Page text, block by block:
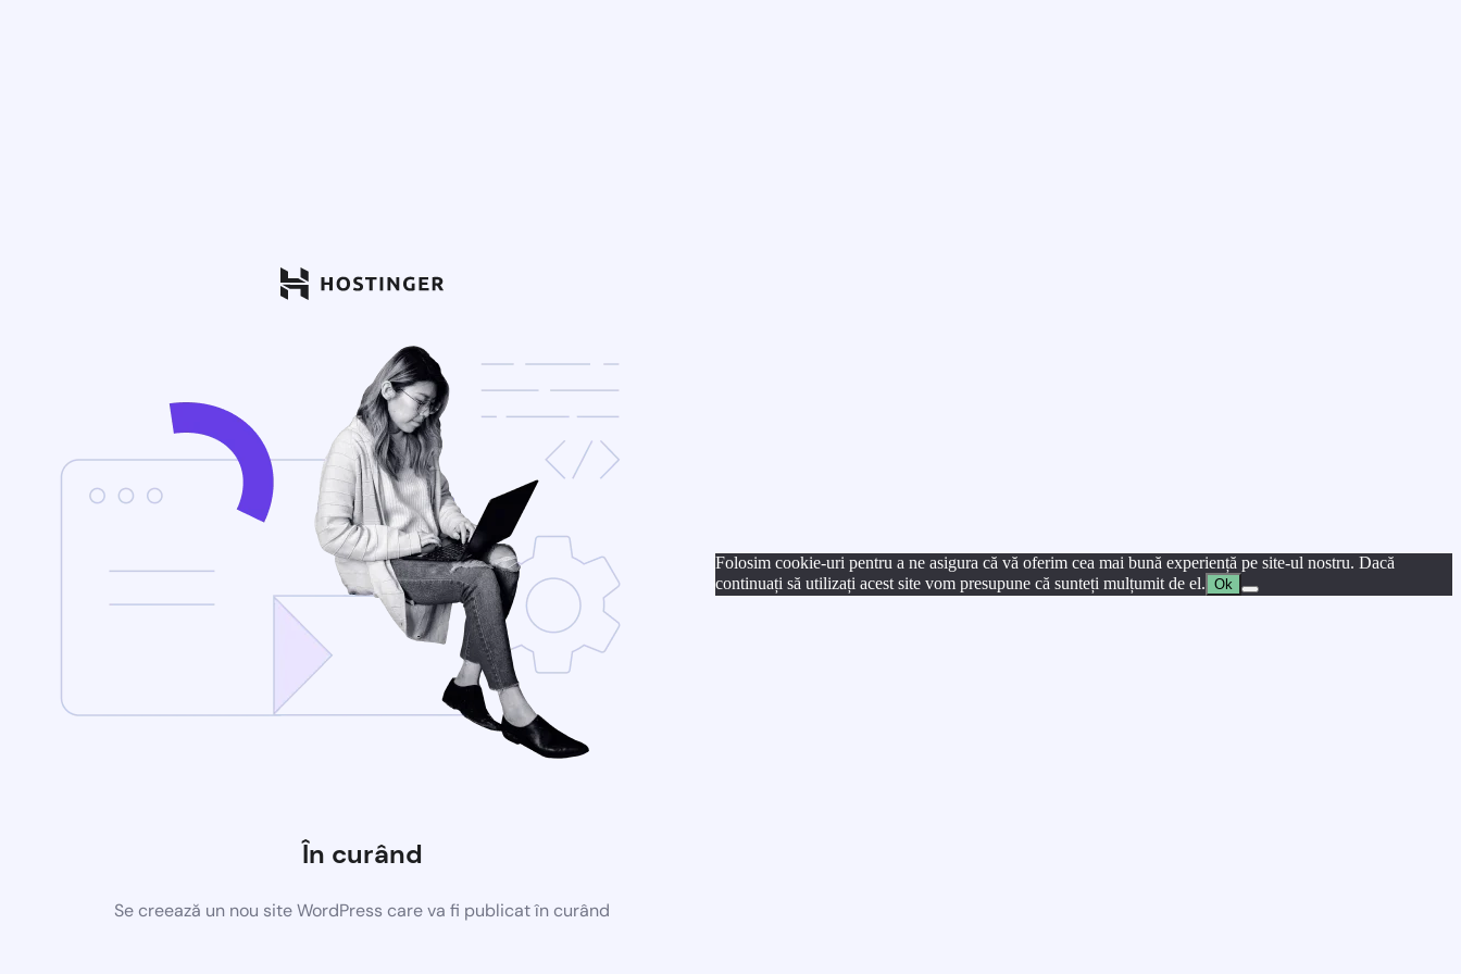
În curând
Se creează un nou site WordPress care va fi publicat în curând
Folosim cookie-uri pentru a ne asigura că vă oferim cea mai bună experiență pe site-ul nostru. Dacă
continuați să utilizați acest site vom presupune că sunteți mulțumit de el. Ok